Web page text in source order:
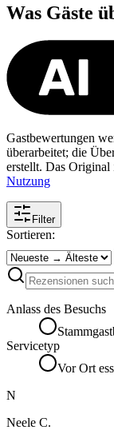
Was Gäste
Gastbewertungen
überarbeitet; die
erstellt. Das
Nutzung
Filter
Sortieren:
Anlass des Besuchs
Servicetyp
Vor Ort
N
Neele C.